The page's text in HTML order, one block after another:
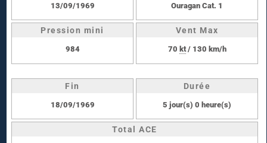
13/09/1969 Ouragan Cat. 1
Pression mini
984
Vent Max
70 kt/ 130 km/h
Fin
18/09/1969
Durée
5 jour(s) 0 heure(s)
Total ACE